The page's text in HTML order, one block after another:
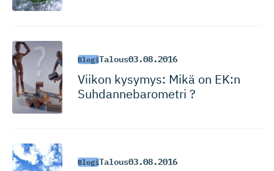
BlogiTalous03.08.2016
Viikon kysymys: Mikä on EK:n
Suhdanneba­rometri ?
BlogiTalous03.08.2016